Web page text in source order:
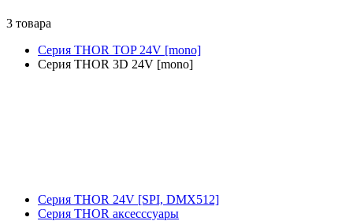
3 товара
Серия THOR TOP 24V [mono]
Серия THOR 3D 24V [mono]
Серия THOR 24V [SPI, DMX512]
Серия THOR аксесссуары